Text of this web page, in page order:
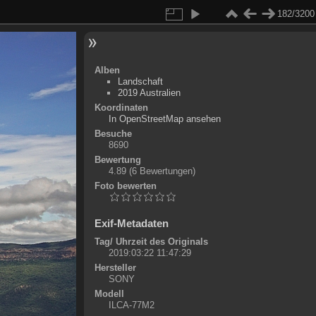
182/3200
Alben
Landschaft
2019 Australien
Koordinaten
+
-
In OpenStreetMap ansehen
Besuche
8690
Bewertung
4.89 (6 Bewertungen)
Foto bewerten
Exif-Metadaten
Tag/ Uhrzeit des Originals
2019:03:22 11:47:29
Hersteller
SONY
Modell
ILCA-77M2